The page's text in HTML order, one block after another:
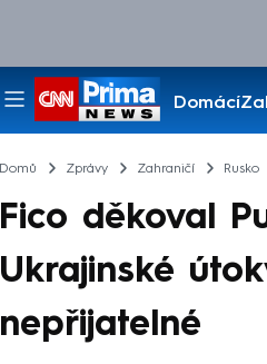
Domácí
Pořady
Domů Zprávy Zahraničí Rusko
Fico děkoval
Ukrajinské
nepřijatelné